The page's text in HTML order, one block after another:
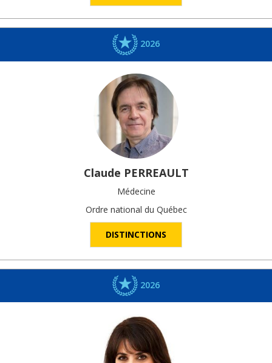
2026
Claude PERREAULT
Médecine
Ordre national du Québec
DISTINCTIONS
2026